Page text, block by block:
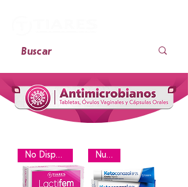
No Disponible Nuevo